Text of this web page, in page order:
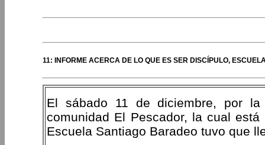
11: INFORME ACERCA DE LO QUE ES SER DISCÍPULO,
El sábado 11 de diciembre, por
comunidad El Pescador, la cual
Escuela Santiago Baradeo tuvo que